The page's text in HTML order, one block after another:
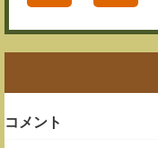
コメント